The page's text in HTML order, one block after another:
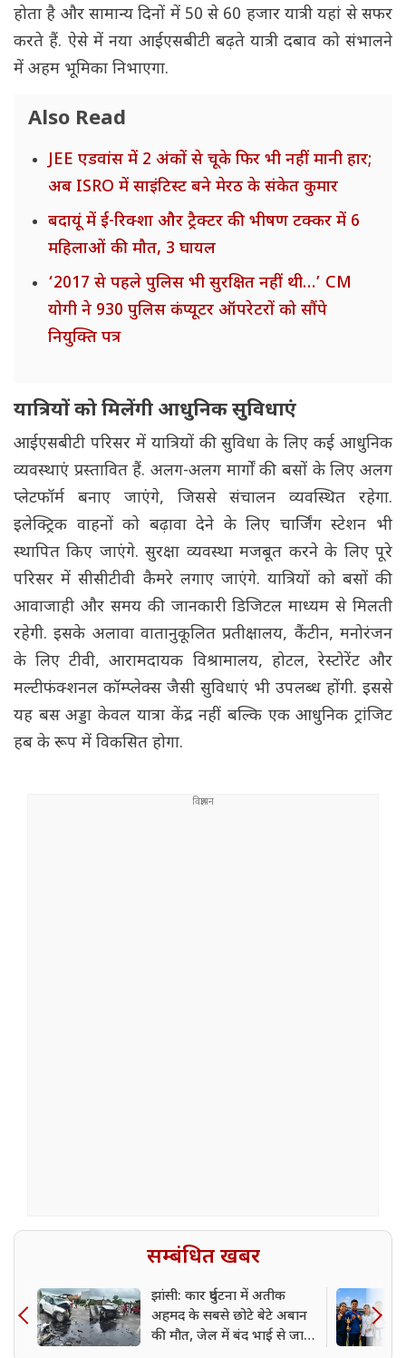
होता है और सामान्य दिनों में 50 से 60 हजार यात्री यहां से सफर
करते हैं. ऐसे में नया आईएसबीटी बढ़ते यात्री दबाव को संभालने
में अहम भूमिका निभाएगा.
Also Read
JEE एडवांस में 2 अंकों से चूके फिर भी नहीं मानी हार;
अब ISRO में साइंटिस्ट बने मेरठ के संकेत कुमार
बदायूं में ई-रिक्शा और ट्रैक्टर की भीषण टक्कर में 6
महिलाओं की मौत, 3 घायल
‘2017 से पहले पुलिस भी सुरक्षित नहीं थी…’ CM
योगी ने 930 पुलिस कंप्यूटर ऑपरेटरों को सौंपे
नियुक्ति पत्र
यात्रियों को मिलेंगी आधुनिक सुविधाएं
आईएसबीटी परिसर में यात्रियों की सुविधा के लिए कई आधुनिक
व्यवस्थाएं प्रस्तावित हैं. अलग-अलग मार्गों की बसों के लिए अलग
प्लेटफॉर्म बनाए जाएंगे, जिससे संचालन व्यवस्थित रहेगा.
इलेक्ट्रिक वाहनों को बढ़ावा देने के लिए चार्जिंग स्टेशन भी
स्थापित किए जाएंगे. सुरक्षा व्यवस्था मजबूत करने के लिए पूरे
परिसर में सीसीटीवी कैमरे लगाए जाएंगे. यात्रियों को बसों की
आवाजाही और समय की जानकारी डिजिटल माध्यम से मिलती
रहेगी. इसके अलावा वातानुकूलित प्रतीक्षालय, कैंटीन, मनोरंजन
के लिए टीवी, आरामदायक विश्रामालय, होटल, रेस्टोरेंट और
मल्टीफंक्शनल कॉम्प्लेक्स जैसी सुविधाएं भी उपलब्ध होंगी. इससे
यह बस अड्डा केवल यात्रा केंद्र नहीं बल्कि एक आधुनिक ट्रांजिट
हब के रूप में विकसित होगा.
सम्बंधित खबर
झांसी: कार दुर्घटना में अतीक
अहमद के सबसे छोटे बेटे अबान
की मौत, जेल में बंद भाई से जा